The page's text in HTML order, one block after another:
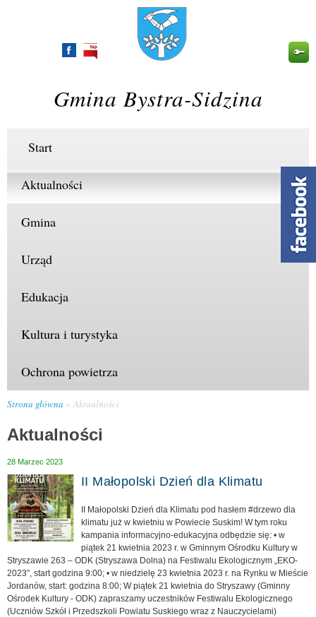
Przejdź
Gmina Bystra-Sidzina
Start
Aktualności
Gmina
Urząd
Edukacja
Kultura i turystyka
Ochrona powietrza
Strona główna Aktualności
Aktualności
28 Marzec 2023
II Małopolski Dzień dla Klimatu
II Małopolski Dzień dla Klimatu pod hasłem #drzewo dla
klimatu już w kwietniu w Powiecie Suskim! W tym roku
kampania informacyjno-edukacyjna odbędzie się: • w
piątek 21 kwietnia 2023 r. w Gminnym Ośrodku Kultury w
Stryszawie 263 – ODK (Stryszawa Dolna) na Festiwalu Ekologicznym „EKO-
2023”, start godzina 9:00; • w niedzielę 23 kwietnia 2023 r. na Rynku w Mieście
Jordanów, start: godzina 8:00; W piątek 21 kwietnia do Stryszawy (Gminny
Ośrodek Kultury - ODK) zapraszamy uczestników Festiwalu Ekologicznego
(Uczniów Szkół i Przedszkoli Powiatu Suskiego wraz z Nauczycielami)